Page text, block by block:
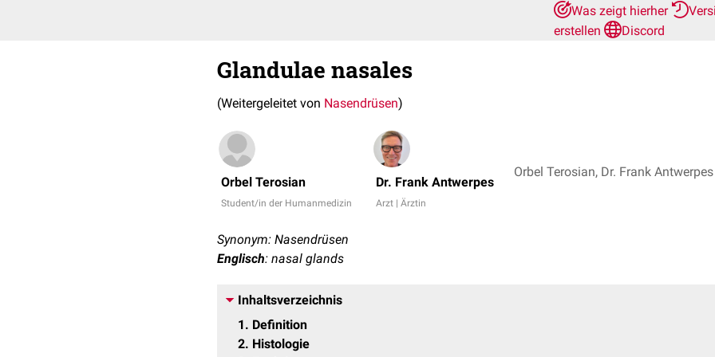
Was zeigt hierher
erstellen
Discord
Glandulae nasales
(Weitergeleitet von Nasendrüsen)
Orbel Terosian
Student/in der Humanmedizin
Dr. Frank Antwerpes
Arzt | Ärztin
Orbel Terosian, Dr. Frank Antwerpes
Synonym: Nasendrüsen
Englisch: nasal glands
Inhaltsverzeichnis
1
Definition
2 Histologie